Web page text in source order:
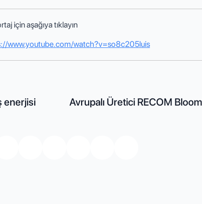
için aşağıya tıklayın
www.youtube.com/watch?v=so8c205luis
enerjisi
Avrupalı Üretici RECOM